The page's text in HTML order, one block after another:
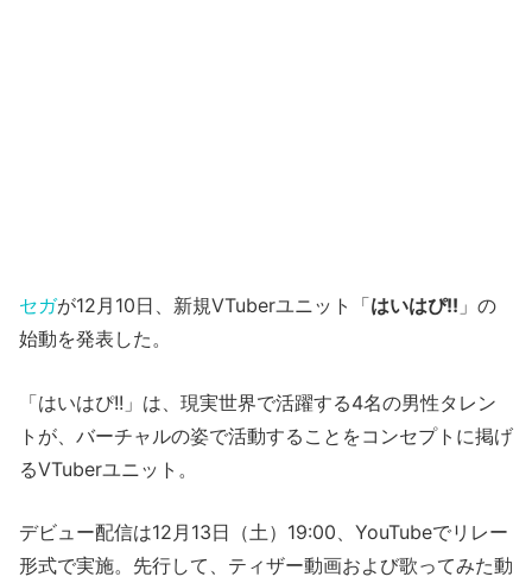
セガが12月10日、新規VTuberユニット「はいはぴ!! 」の
始動を発表した。
「はいはぴ!!」は、現実世界で活躍する4名の男性タレン
トが、バーチャルの姿で活動することをコンセプトに掲げ
るVTuberユニット。
デビュー配信は12月13日（土）19:00、YouTubeでリレー
形式で実施。先行して、ティザー動画および歌ってみた動